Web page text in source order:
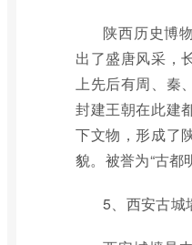
陕西历史博
出了盛唐风采，
上先后有周、秦
封建王朝在此建
下文物，形成了
貌。被誉为“古都
5、西安古城